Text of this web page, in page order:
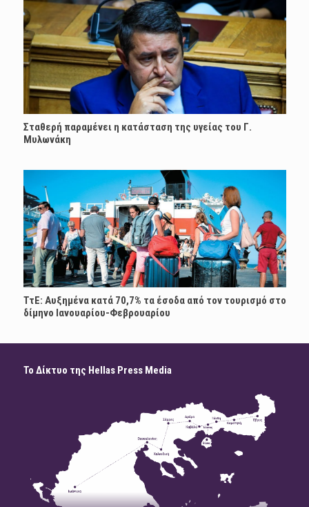
Σταθερή παραμένει η κατάσταση της υγείας του Γ.
Μυλωνάκη
ΤτΕ: Αυξημένα κατά 70,7% τα έσοδα από τον τουρισμό στο
δίμηνο Ιανουαρίου-Φεβρουαρίου
Το Δίκτυο της Hellas Press Media